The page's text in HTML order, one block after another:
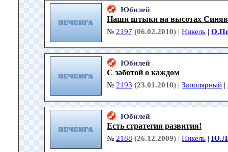
Юбилей
Наши штыки на высотах
№ 2197 (06.02.2010) | Никель |
Юбилей
С заботой о каждом
№ 2193 (23.01.2010) | Заполярный |
Юбилей
Есть стратегия развития!
№ 2188 (26.12.2009) | Никель |